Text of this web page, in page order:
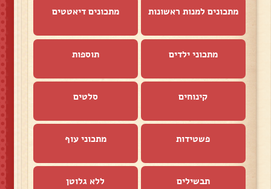
מתכונים למנות ראשונות מתכונים דיאטטים
מתכוני ילדים תוספות
קינוחים סלטים
פשטידות מתכוני עוף
תבשילים ללא גלוטן